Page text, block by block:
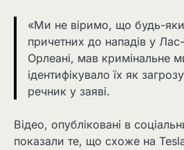
«Ми не віримо, що будь-
причетних до нападів у
Орлеані, мав кримінальне
ідентифікувало їх як
речник у заяві.
Відео, опубліковані в
показали те, що схоже на